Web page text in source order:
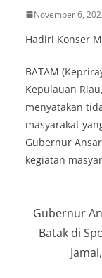
November 6,
Hadiri Konser
BATAM
Kepulauan
menyatakan
masyarakat
Gubernur
kegiatan
Gubernur
Batak di